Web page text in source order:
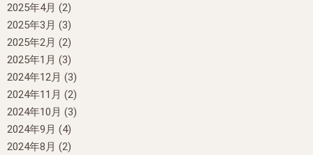
2025年4月 (2)
2025年3月 (3)
2025年2月 (2)
2025年1月 (3)
2024年12月 (3)
2024年11月 (2)
2024年10月 (3)
2024年9月 (4)
2024年8月 (2)